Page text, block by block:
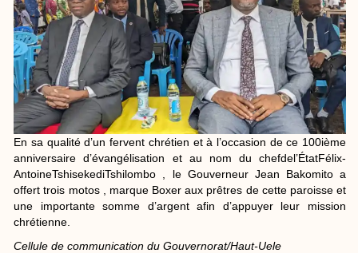
En sa qualité d’un fervent chrétien et à l’occasion de ce 100ième
anniversaire d’évangélisation et au nom du chefdel’ÉtatFélix-
AntoineTshisekediTshilombo , le Gouverneur Jean Bakomito a
offert trois motos , marque Boxer aux prêtres de cette paroisse et
une importante somme d’argent afin d’appuyer leur mission
chrétienne.
Cellule de communication du Gouvernorat/Haut-Uele